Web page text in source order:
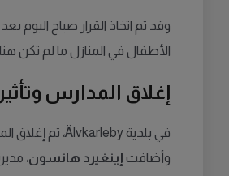
وقد تم اتخاذ القرار صباح
الأطفال في المنازل ما لم تكن
إغلاق المدارس
في بلدية Älvkarleby، تم إغلاق المدرسة الثانوية الوحيدة بالكامل، بينما استمرت ثلاث مدارس ابتدائية في العمل بشكل محدود لتلبية احتياجات أولياء الأمور العاملين في الوظائف الحيوية.
وأضافت إينغيرد هانسون،